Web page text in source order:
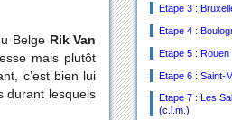
Etape 3 :
Etape 4 :
Etape 5 : Rouen
Etape 6 : Saint-
Etape 7 : Les
(c.l.m.)
Belge Rik Van
mais plutôt
c’est bien lui
durant lesquels